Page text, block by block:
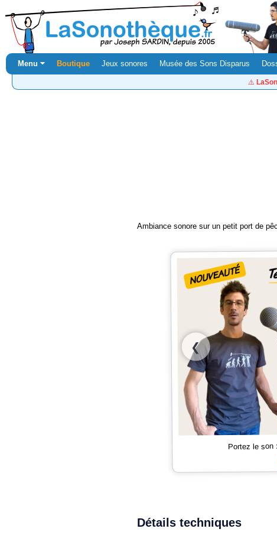
Menu ⏷ Boutique Jeux sonores Musée des Sons Disparus
⚠️
Ambiance sonore sur un petit port de
❮
Portez le
Détails techniques